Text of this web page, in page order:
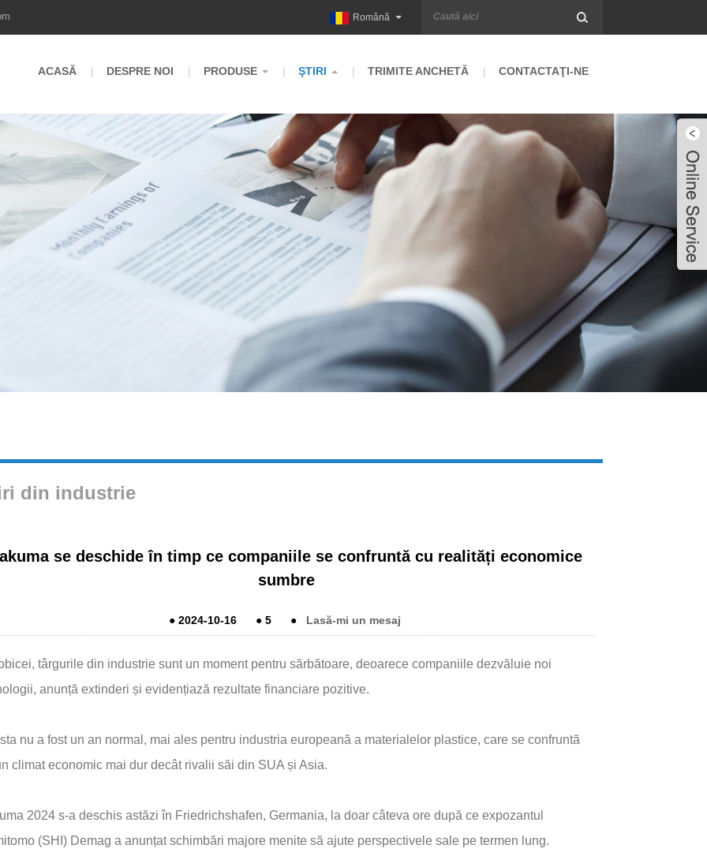
Română
ACASĂ DESPRE NOI PRODUSE ŞTIRI TRIMITE ANCHETĂ CONTACTAŢI-NE
din industrie
se deschide în timp ce companiile se confruntă cu realități economice
sumbre
● 2024-10-16 ● 5 ● Lasă-mi un mesaj
târgurile din industrie sunt un moment pentru sărbătoare, deoarece companiile dezvăluie noi
anunță extinderi și evidențiază rezultate financiare pozitive.
nu a fost un an normal, mai ales pentru industria europeană a materialelor plastice, care se confruntă
climat economic mai dur decât rivalii săi din SUA și Asia.
2024 s-a deschis astăzi în Friedrichshafen, Germania, la doar câteva ore după ce expozantul
(SHI) Demag a anunțat schimbări majore menite să ajute perspectivele sale pe termen lung.